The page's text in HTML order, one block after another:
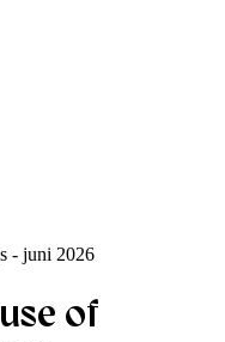
- juni 2026
of